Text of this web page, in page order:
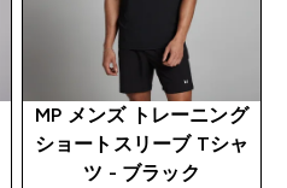
MP メンズ トレーニング
ショートスリーブ Tシャ
ツ - ブラック